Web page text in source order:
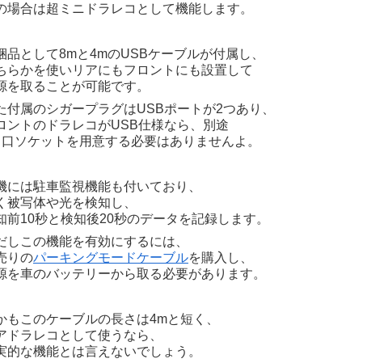
場合は超ミニドラレコとして機能します。
品として8mと4mのUSBケーブルが付属し、
らかを使いリアにもフロントにも設置して
を取ることが可能です。
付属のシガープラグはUSBポートが2つあり、
ントのドラレコがUSB仕様なら、別途
ソケットを用意する必要はありませんよ。
には駐車監視機能も付いており、
被写体や光を検知し、
前10秒と検知後20秒のデータを記録します。
しこの機能を有効にするには、
りのパーキングモードケーブルを購入し、
を車のバッテリーから取る必要があります。
もこのケーブルの長さは4mと短く、
ドラレコとして使うなら、
的な機能とは言えないでしょう。